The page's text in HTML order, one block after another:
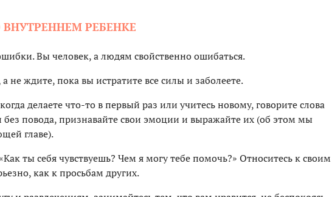
РЕБЕНКЕ
Вы человек, а людям свойственно ошибаться.
не ждите, пока вы истратите все силы и заболеете.
делаете что-то в первый раз или учитесь новому, говорите слова
повода, признавайте свои эмоции и выражайте их (об этом мы
главе).
ты себя чувствуешь? Чем я могу тебе помочь?» Относитесь к своим
как к просьбам других.